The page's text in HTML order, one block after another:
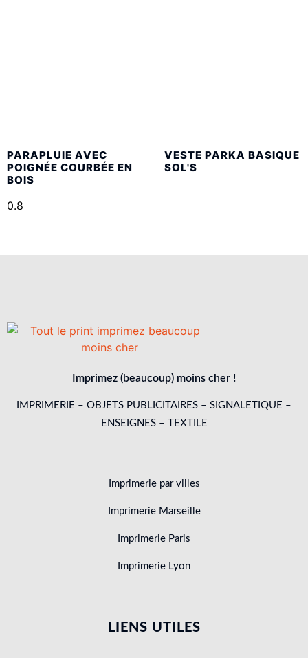
PARAPLUIE AVEC
POIGNÉE COURBÉE EN
BOIS
VESTE PARKA BASIQUE
SOL'S
Imprimez (beaucoup) moins cher !
IMPRIMERIE – OBJETS PUBLICITAIRES – SIGNALETIQUE –
ENSEIGNES – TEXTILE
Imprimerie par villes
Imprimerie Marseille
Imprimerie Paris
Imprimerie Lyon
LIENS UTILES